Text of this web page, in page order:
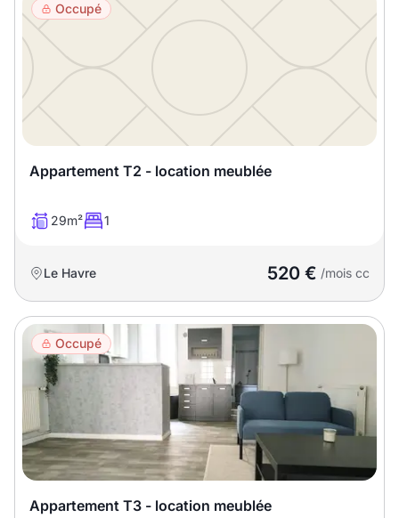
Occupé
Appartement T2 - location meublée
29m² 1
Le Havre 520 € /mois cc
Occupé
Appartement T3 - location meublée